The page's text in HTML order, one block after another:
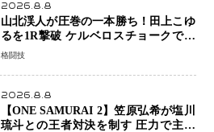
2026.8.8
山北渓人が圧巻の一本勝ち！田上こゆ
るを1R撃破 ケルベロスチョークで存
在感を示す
格闘技
2026.8.8
【ONE SAMURAI 2】笠原弘希が塩川
琉斗との王者対決を制す 圧力で主導